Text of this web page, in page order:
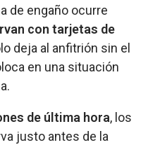
de engaño ocurre
con tarjetas de
deja al anfitrión sin el
en una situación
de última hora, los
justo antes de la